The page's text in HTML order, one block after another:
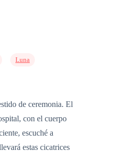
Luna
de ceremonia. El
con el cuerpo
escuché a
estas cicatrices